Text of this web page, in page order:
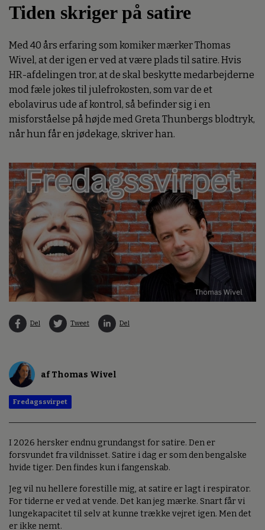
Tiden skriger på satire
Med 40 års erfaring som komiker mærker Thomas
Wivel, at der igen er ved at være plads til satire. Hvis
HR-afdelingen tror, at de skal beskytte medarbejderne
mod fæle jokes til julefrokosten, som var de et
ebolavirus ude af kontrol, så befinder sig i en
misforståelse på højde med Greta Thunbergs blodtryk,
når hun får en jødekage, skriver han.
Del Tweet Del
af Thomas Wivel
Fredagssvirpet
I 2026 hersker endnu grundangst for satire. Den er
forsvundet fra vildnisset. Satire i dag er som den bengalske
hvide tiger. Den findes kun i fangenskab.
Jeg vil nu hellere forestille mig, at satire er lagt i respirator.
For tiderne er ved at vende. Det kan jeg mærke. Snart får vi
lungekapacitet til selv at kunne trække vejret igen. Men det
er ikke nemt.